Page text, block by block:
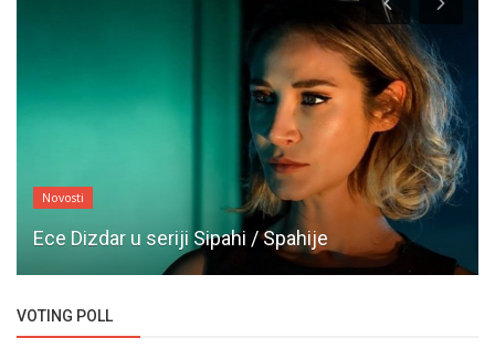
Novosti
Ece Dizdar u seriji Sipahi / Spahije
VOTING POLL